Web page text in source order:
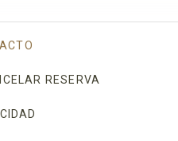
RESERVA